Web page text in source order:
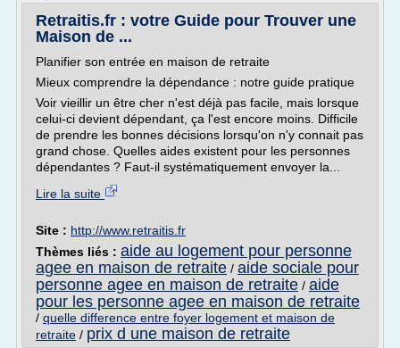
Retraitis.fr : votre Guide pour Trouver une
Maison de ...
Planifier son entrée en maison de retraite
Mieux comprendre la dépendance : notre guide pratique
Voir vieillir un être cher n'est déjà pas facile, mais lorsque
celui-ci devient dépendant, ça l'est encore moins. Difficile
de prendre les bonnes décisions lorsqu'on n'y connait pas
grand chose. Quelles aides existent pour les personnes
dépendantes ? Faut-il systématiquement envoyer la...
Lire la suite
Site : http://www.retraitis.fr
Thèmes liés : aide au logement pour personne
agee en maison de retraite / aide sociale pour
personne agee en maison de retraite / aide
pour les personne agee en maison de retraite
/ quelle difference entre foyer logement et maison de
retraite / prix d une maison de retraite